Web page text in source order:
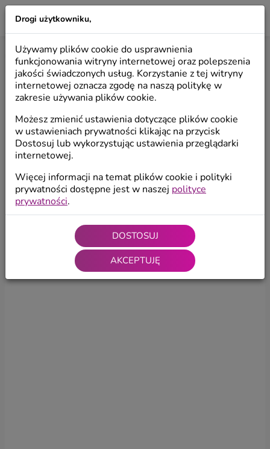
LILIO
Start / Produkty / Anioły dekoracyjne / Anioły wiszące
Drogi użytkowniku,
Używamy plików cookie do usprawnienia
funkcjonowania witryny internetowej oraz polepszenia
jakości świadczonych usług. Korzystanie z tej witryny
internetowej oznacza zgodę na naszą politykę w
zakresie używania plików cookie.
Możesz zmienić ustawienia dotyczące plików cookie
w ustawieniach prywatności klikając na przycisk
Dostosuj lub wykorzystując ustawienia przeglądarki
internetowej.
Więcej informacji na temat plików cookie i polityki
prywatności dostępne jest w naszej polityce
prywatności.
DOSTOSUJ
AKCEPTUJĘ